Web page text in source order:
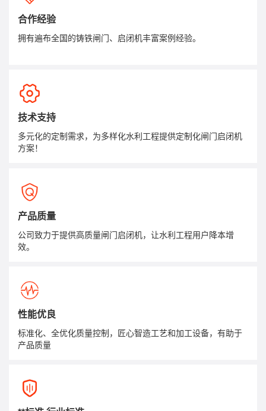
合作经验
拥有遍布全国的铸铁闸门、启闭机丰富案例经验。
技术支持
多元化的定制需求，为多样化水利工程提供定制化闸门启闭机
方案！
产品质量
公司致力于提供高质量闸门启闭机，让水利工程用户降本增
效。
性能优良
标准化、全优化质量控制，匠心智造工艺和加工设备，有助于
产品质量